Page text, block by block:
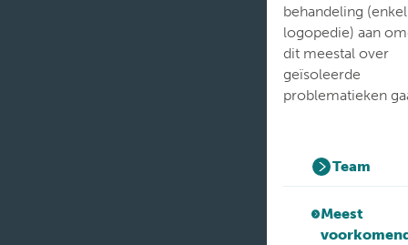
behandeling (enkel
logopedie) aan
dit meestal over
geïsoleerde
problematieken
Team
Meest